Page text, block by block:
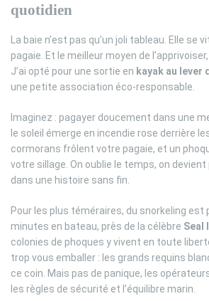
quotidien
La baie n’est pas qu’un joli tableau. Elle se
pagaie. Et le meilleur moyen de l’apprivoiser,
J’ai opté pour une sortie en kayak au lever
une petite association éco-responsable.
Imaginez : pagayer doucement dans une
le soleil émerge en incendie rose derrière
cormorans frôlent votre pagaie, et un
votre sillage. On oublie le temps, on
dans une histoire sans fin.
Pour les plus téméraires, du snorkeling est
minutes en bateau, près de la célèbre Seal
colonies de phoques y vivent en toute
trop vous emballer : les grands requins
ce coin. Mais pas de panique, les
les règles de sécurité et l’équilibre marin.